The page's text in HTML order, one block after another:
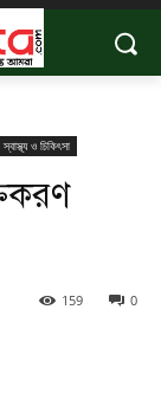
স্বাস্থ্য ও চিকিৎসা
0
159